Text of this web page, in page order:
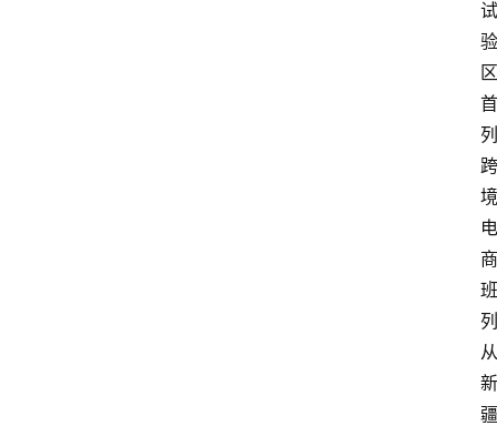
试
验
区
首
列
跨
境
电
商
班
列
从
新
疆